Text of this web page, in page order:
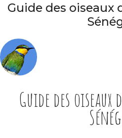
Guide des oiseaux
Guide des oiseaux